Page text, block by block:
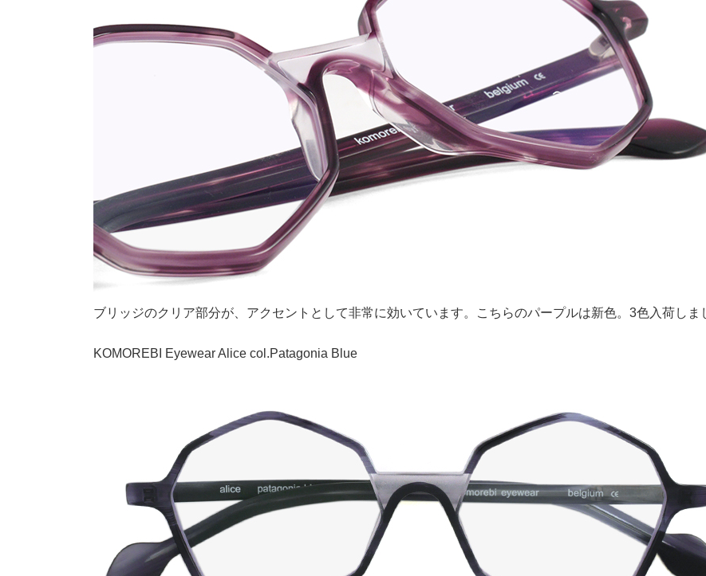
ブリッジのクリア部分が、アクセントとして非常に効いています。こちらのパープルは新色。3色入荷しま
KOMOREBI Eyewear Alice col.Patagonia Blue